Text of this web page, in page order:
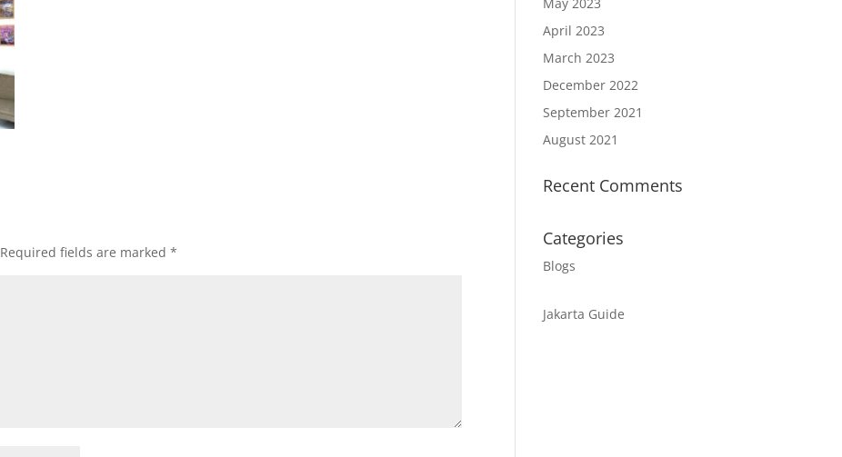
Required fields are marked*
April 2023
March 2023
December 2022
September 2021
August 2021
Recent Comments
Categories
Blogs
Jakarta Guide